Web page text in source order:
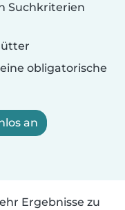
Suchkriterien
obligatorische
an
Ergebnisse zu